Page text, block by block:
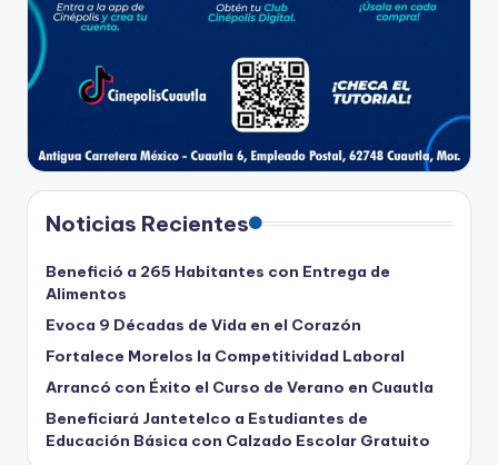
Noticias Recientes
Benefició a 265 Habitantes con Entrega de
Alimentos
Evoca 9 Décadas de Vida en el Corazón
Fortalece Morelos la Competitividad Laboral
Arrancó con Éxito el Curso de Verano en Cuautla
Beneficiará Jantetelco a Estudiantes de
Educación Básica con Calzado Escolar Gratuito